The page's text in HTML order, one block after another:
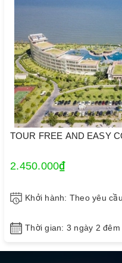
TOUR FREE AND EASY
2.450.000₫
Khởi hành: Theo yêu cầu
Thời gian: 3 ngày 2 đêm